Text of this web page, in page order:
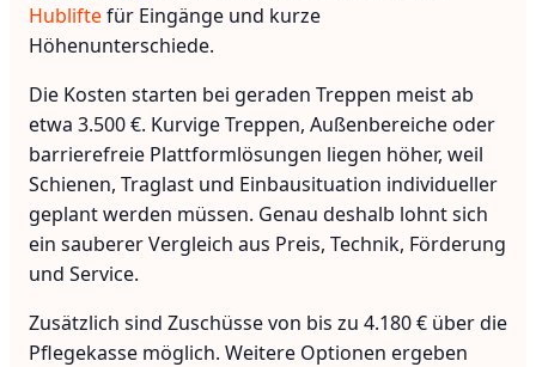
Hubliftefür Eingänge und kurze
Höhenunterschiede.
Die Kosten starten bei geraden Treppen meist ab
etwa 3.500 €. Kurvige Treppen, Außenbereiche oder
barrierefreie Plattformlösungen liegen höher, weil
Schienen, Traglast und Einbausituation individueller
geplant werden müssen. Genau deshalb lohnt sich
ein sauberer Vergleich aus Preis, Technik, Förderung
und Service.
Zusätzlich sind Zuschüsse von bis zu 4.180 € über die
Pflegekasse möglich. Weitere Optionen ergeben